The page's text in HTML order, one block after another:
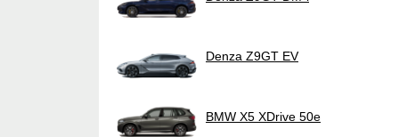
Denza Z9GT EV
BMW X5 XDrive 50e